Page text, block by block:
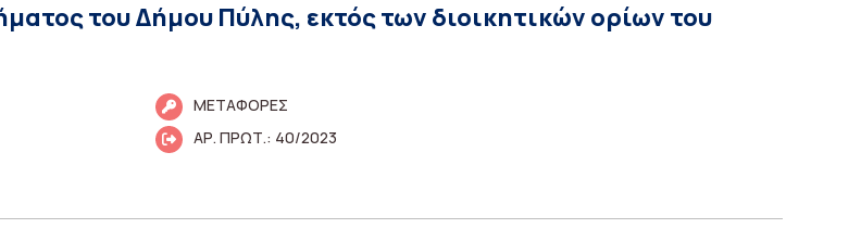
του Δήμου Πύλης, εκτός των διοικητικών ορίων του
ΜΕΤΑΦΟΡΕΣ
ΑΡ. ΠΡΩΤ.: 40/2023